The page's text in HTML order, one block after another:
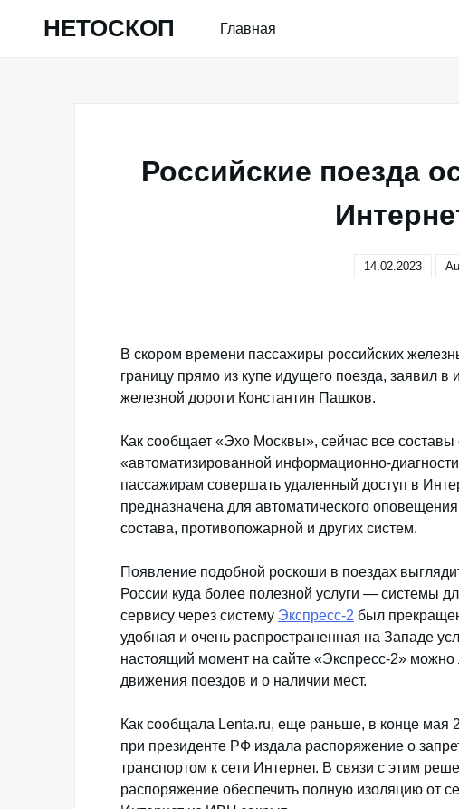
НЕТОСКОП Главная
Российские поезда
14.02.2023
В скором времени пассажиры российских
границу прямо из купе идущего поезда, заявил
железной дороги Константин Пашков.
Как сообщает «Эхо Москвы», сейчас все
«автоматизированной информационно-
пассажирам совершать удаленный доступ в
предназначена для автоматического
состава, противопожарной и других систем.
Появление подобной роскоши в поездах
России куда более полезной услуги — системы
сервису через систему Экспресс-2 был
удобная и очень распространенная на Западе
настоящий момент на сайте «Экспресс-2»
движения поездов и о наличии мест.
Как сообщала Lenta.ru, еще раньше, в конце мая
при президенте РФ издала распоряжение о
транспортом к сети Интернет. В связи с этим
распоряжение обеспечить полную изоляцию от